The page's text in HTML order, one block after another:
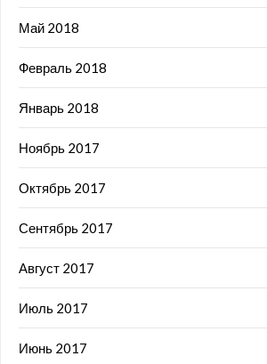
Май 2018
Февраль 2018
Январь 2018
Ноябрь 2017
Октябрь 2017
Сентябрь 2017
Август 2017
Июль 2017
Июнь 2017